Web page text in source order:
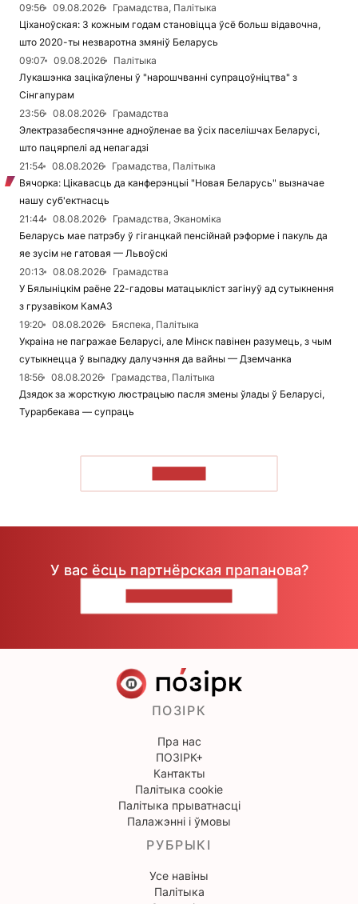
09:56
09.08.2026
Грамадства, Палітыка
Ціханоўская: З кожным годам становіцца ўсё больш відавочна,
што 2020-ты незваротна змяніў Беларусь
09:07
09.08.2026
Палітыка
Лукашэнка зацікаўлены ў "нарошчванні супрацоўніцтва" з
Сінгапурам
23:56
08.08.2026
Грамадства
Электразабеспячэнне адноўленае ва ўсіх паселішчах Беларусі,
што пацярпелі ад непагадзі
21:54
08.08.2026
Грамадства, Палітыка
Вячорка: Цікавасць да канферэнцыі "Новая Беларусь" вызначае
нашу суб'ектнасць
21:44
08.08.2026
Грамадства, Эканоміка
Беларусь мае патрэбу ў гіганцкай пенсійнай рэформе і пакуль да
яе зусім не гатовая — Львоўскі
20:13
08.08.2026
Грамадства
У Бялыніцкім раёне 22-гадовы матацыкліст загінуў ад сутыкнення
з грузавіком КамАЗ
19:20
08.08.2026
Бяспека, Палітыка
Украіна не пагражае Беларусі, але Мінск павінен разумець, з чым
сутыкнецца ў выпадку далучэння да вайны — Дземчанка
18:56
08.08.2026
Грамадства, Палітыка
Дзядок за жорсткую люстрацыю пасля змены ўлады ў Беларусі,
Турарбекава — супраць
У вас ёсць партнёрская прапанова?
ПОЗІРК
Пра нас
ПОЗІРК+
Кантакты
Палітыка cookie
Палітыка прыватнасці
Палажэнні і ўмовы
РУБРЫКІ
Усе навіны
Палітыка